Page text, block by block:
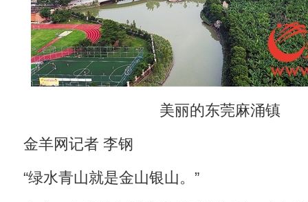
美丽的东莞麻涌镇
金羊网记者 李钢
“绿水青山就是金山银山。”